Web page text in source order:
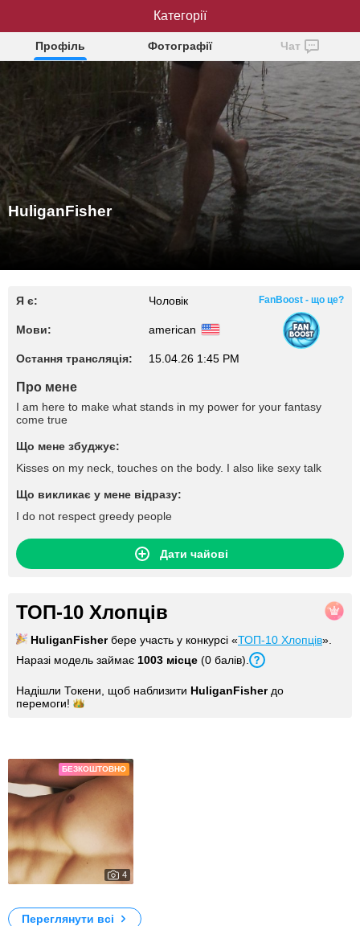
HuliganFisher
Профіль Фотографії Чат
HuliganFisher
Я є: Чоловік
Мови: american
Остання трансляція: 15.04.26 1:45 PM
FanBoost - що це?
Про мене
I am here to make what stands in my power for your fantasy
come true
Що мене збуджує:
Kisses on my neck, touches on the body. I also like sexy talk
Що викликає у мене відразу:
I do not respect greedy people
Дати чайові
ТОП-10 Хлопців
HuliganFisher бере участь у конкурсі «ТОП-10 Хлопців».
Наразі модель займає 1003 місце (0 балів).
Надішли Токени, щоб наблизити HuliganFisher до
перемоги!
БЕЗКОШТОВНО
4
Переглянути всі
Категорії